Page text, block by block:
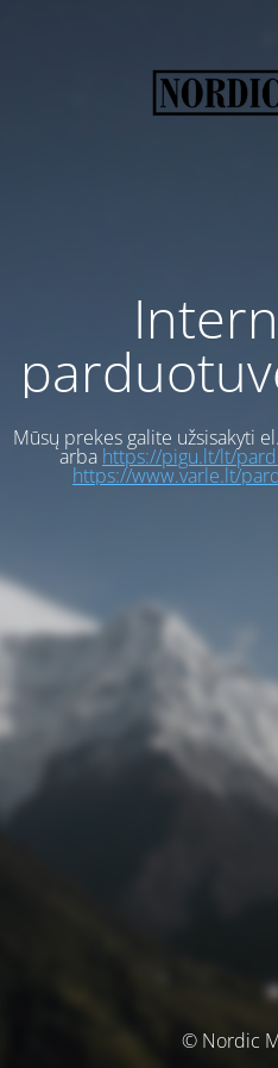
Mūsų prekes galite užsisakyti
arba https://pigu.lt/lt/
https://www.varle.lt/
© Nordic